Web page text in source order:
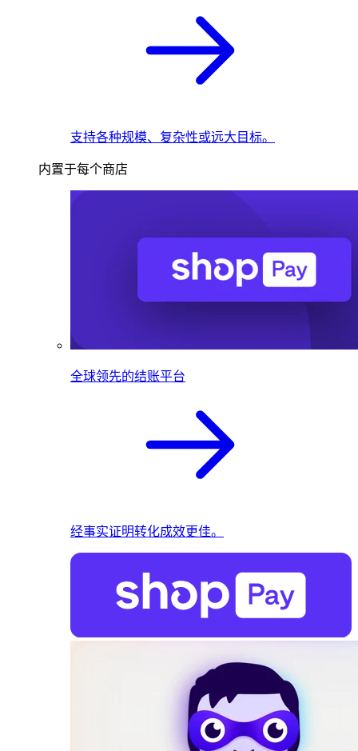
支持各种规模、复杂性或远大目标。
内置于每个商店
全球领先的结账平台
经事实证明转化成效更佳。